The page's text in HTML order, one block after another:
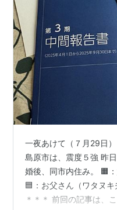
一夜あけて（７月29日
島原市は、震度５強 昨
婚後、同市内住み。 🟧
🟦：お父さん（ワタヌ
＊＊＊ 前回の記事は、